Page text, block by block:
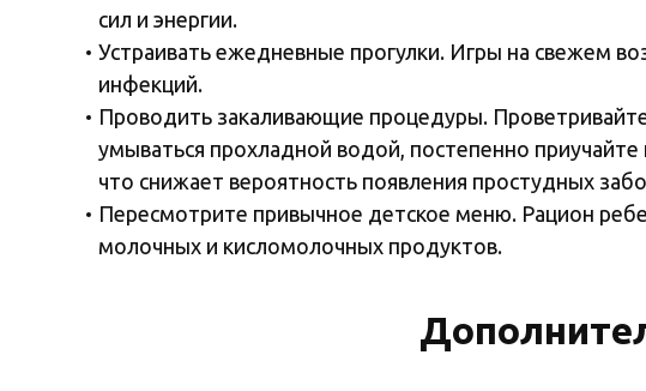
сил и энергии.
Устраивать ежедневные прогулки. Игры на свежем
инфекций.
Проводить закаливающие процедуры.
умываться прохладной водой, постепенно
что снижает вероятность появления простудных
Пересмотрите привычное детское меню. Рацион
молочных и кисломолочных продуктов.